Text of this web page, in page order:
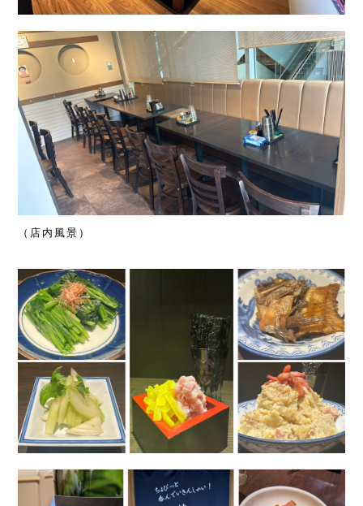
（店内風景）